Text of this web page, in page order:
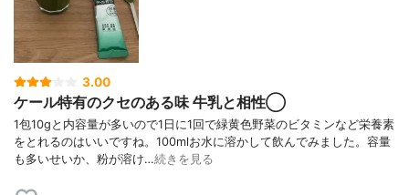
3.00
ケール特有のクセのある味 牛乳と相性◯
1包10gと内容量が多いので1日に1回で緑黄色野菜のビタミンなど栄養素
をとれるのはいいですね。100mlお水に溶かして飲んでみました。容量
も多いせいか、粉が溶け…続きを見る